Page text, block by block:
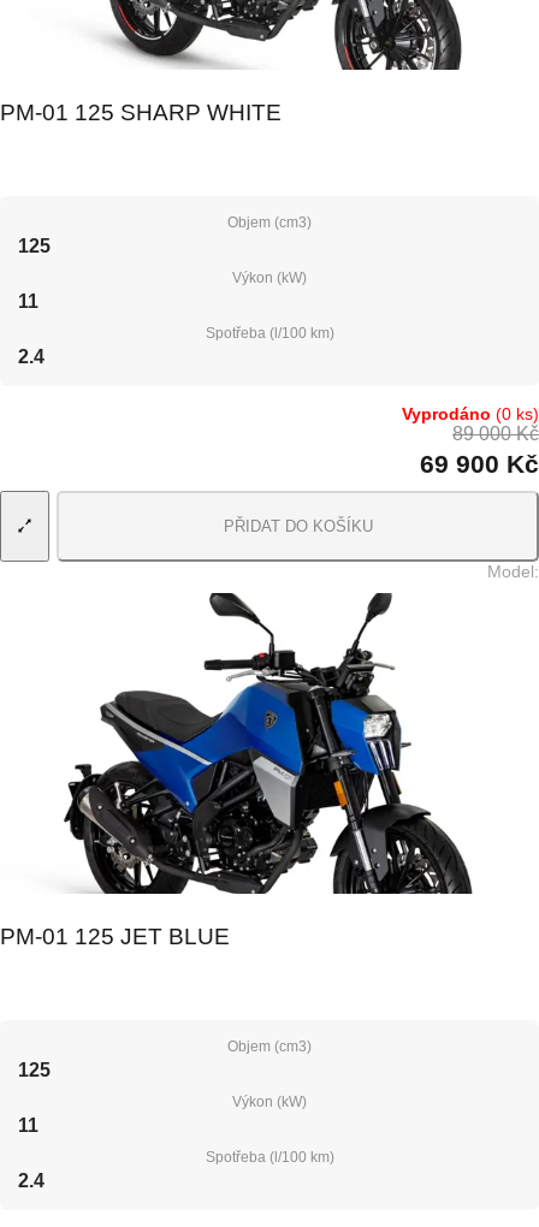
PM-01 125 SHARP WHITE
Objem (cm3)
125
Výkon (kW)
11
Spotřeba (l/100 km)
2.4
Vyprodáno (0 ks)
89 000 Kč
69 900 Kč
PŘIDAT DO KOŠÍKU
Model:
PM-01 125 JET BLUE
Objem (cm3)
125
Výkon (kW)
11
Spotřeba (l/100 km)
2.4